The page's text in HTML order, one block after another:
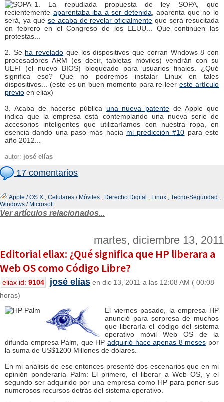
1. La repudiada propuesta de ley SOPA, que
recientemente aparentaba iba a ser detenida , aparenta que no lo
será, ya que se acaba de revelar oficialmente que será resucitada
en febrero en el Congreso de los EEUU... Que continúen las
protestas...
2. Se ha revelado que los dispositivos que corran Wndows 8 con
procesadores ARM (es decir, tabletas móviles) vendrán con su
UEFI (el nuevo BIOS) bloqueado para usuarios finales. ¿Qué
significa eso? Que no podremos instalar Linux en tales
dispositivos... (este es un buen momento para re-leereste artículo
previo en eliax)
3. Acaba de hacerse pública una nueva patente de Apple que
indica que la empresa está contemplando una nueva serie de
accesorios inteligentes que utilizaríamos con nuestra ropa, en
esencia dando una paso más hacia mi predicción #10 para este
año 2012...
autor: josé elías
17 comentarios
Apple / OS X , Celulares / Móviles , Derecho Digital , Linux , Tecno-Seguridad ,
Windows / Microsoft
Ver artículos relacionados...
martes, diciembre 13, 2011
Editorial eliax: ¿Qué significa que HP liberara a
Web OS como Código Libre?
eliax id: 9104 josé elías en dic 13, 2011 a las 12:08 AM ( 00:08
horas)
El viernes pasado, la empresa HP
anunció para sorpresa de muchos
que liberaría el código del sistema
operativo móvil Web OS de la
difunda empresa Palm, que HP adquirió hace apenas 8 meses por
la suma de US$1200 Millones de dólares.
En mi análisis de ese entonces presenté dos escenarios que en mi
opinión ponderaría Palm: El primero, el liberar a Web OS, y el
segundo ser adquirido por una empresa como HP para poner sus
numerosos recursos detrás del sistema operativo.